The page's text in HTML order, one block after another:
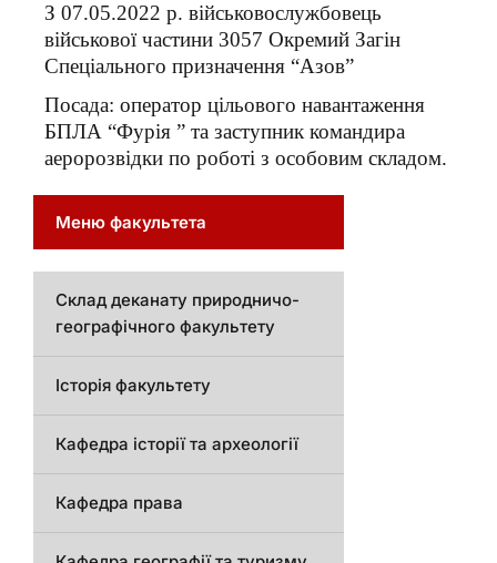
З 07.05.2022 р. військовослужбовець
військової частини 3057 Окремий Загін
Спеціального призначення “Азов”
Посада: оператор цільового навантаження
БПЛА “Фурія ” та заступник командира
аеророзвідки по роботі з особовим складом.
Меню факультета
Склад деканату природничо-
географічного факультету
Історія факультету
Кафедра історії та археології
Кафедра права